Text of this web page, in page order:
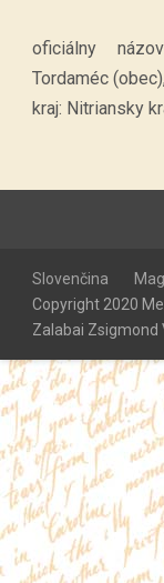
oficiálny
Tordaméc
kraj: Nitriansky
Slovenčina
Copyright 2020
Zalabai Zsigmond